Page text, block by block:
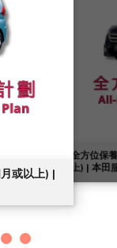
或以上) |
全方位保
上) | 本田